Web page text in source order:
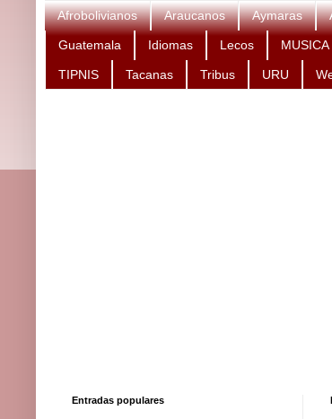
Afrobolivianos Araucanos Aymaras
Guatemala Idiomas Lecos MUSICA
TIPNIS Tacanas Tribus URU
Entradas populares